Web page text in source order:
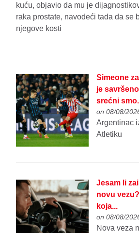
kuću, objavio da mu je
raka prostate, navodeći tada da se
njegove kosti
Simeone
je
srećni
on 08/08/
Argentinac
Atletiku
Jesam li
novu
koja...
on 08/08/
Nova veza